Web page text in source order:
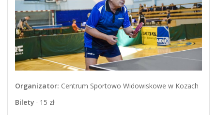
Organizator: Centrum Sportowo Widowiskowe w Kozach
Bilety · 15 zł